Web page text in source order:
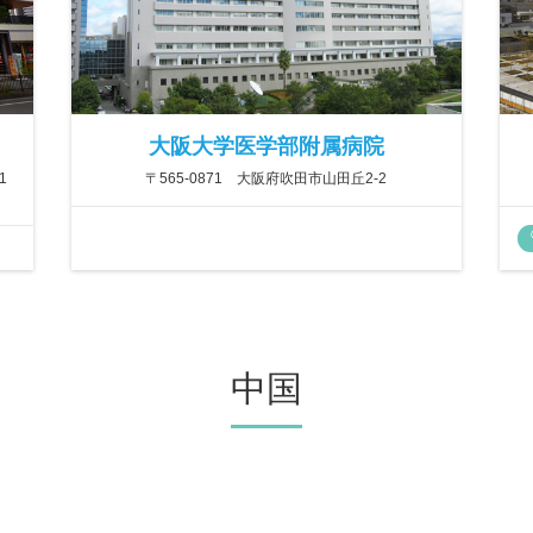
大阪大学医学部附属病院
〒565-0871 大阪府吹田市山田丘2-2
中国